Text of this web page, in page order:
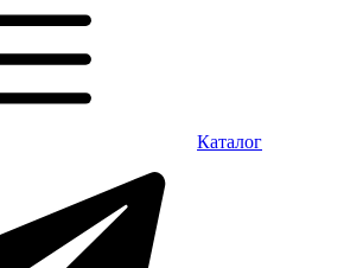
Каталог